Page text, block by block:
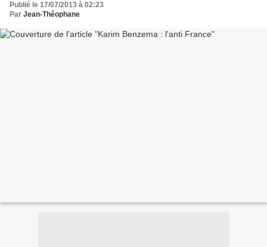
Publié le 17/07/2013 à 02:23
Par Jean-Théophane